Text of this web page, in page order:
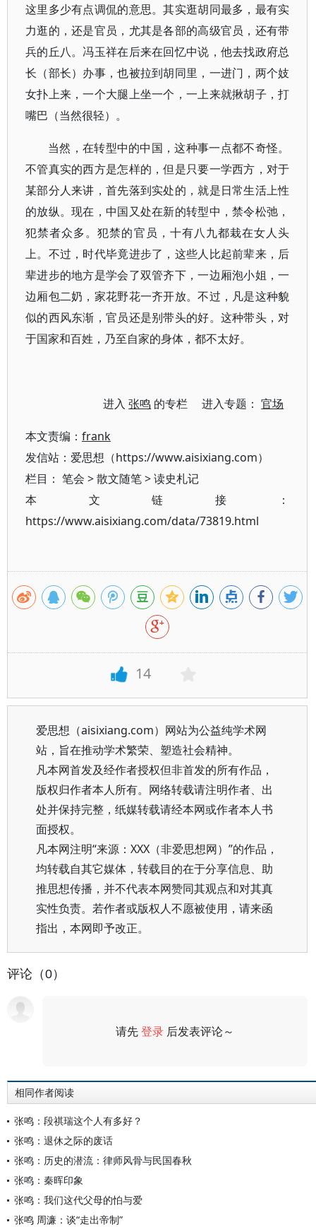
这里多少有点调侃的意思。其实逛胡同最多，最有实
力逛的，还是官员，尤其是各部的高级官员，还有带
兵的丘八。冯玉祥在后来在回忆中说，他去找政府总
长（部长）办事，也被拉到胡同里，一进门，两个妓
女扑上来，一个大腿上坐一个，一上来就揪胡子，打
嘴巴（当然很轻）。
当然，在转型中的中国，这种事一点都不奇怪。
不管真实的西方是怎样的，但是只要一学西方，对于
某部分人来讲，首先落到实处的，就是日常生活上性
的放纵。现在，中国又处在新的转型中，禁令松弛，
犯禁者众多。犯禁的官员，十有八九都栽在女人头
上。不过，时代毕竟进步了，这些人比起前辈来，后
辈进步的地方是学会了双管齐下，一边厢泡小姐，一
边厢包二奶，家花野花一齐开放。不过，凡是这种貌
似的西风东渐，官员还是别带头的好。这种带头，对
于国家和百姓，乃至自家的身体，都不太好。
进入张鸣 的专栏 进入专题：官场
本文责编： frank
发信站：爱思想（https://www.aisixiang.com）
栏目： 笔会 >散文随笔>读史札记
本文链接：
https://www.aisixiang.com/data/73819.html
14
爱思想（aisixiang.com）网站为公益纯学术网
站，旨在推动学术繁荣、塑造社会精神。
凡本网首发及经作者授权但非首发的所有作品，
版权归作者本人所有。网络转载请注明作者、出
处并保持完整，纸媒转载请经本网或作者本人书
面授权。
凡本网注明“来源：XXX（非爱思想网）”的作品，
均转载自其它媒体，转载目的在于分享信息、助
推思想传播，并不代表本网赞同其观点和对其真
实性负责。若作者或版权人不愿被使用，请来函
指出，本网即予改正。
评论（0）
请先登录 后发表评论～
相同作者阅读
张鸣：段祺瑞这个人有多好？
张鸣：退休之际的废话
张鸣：历史的潜流：律师风骨与民国春秋
张鸣：秦晖印象
张鸣：我们这代父母的怕与爱
张鸣 周濂：谈“走出帝制”